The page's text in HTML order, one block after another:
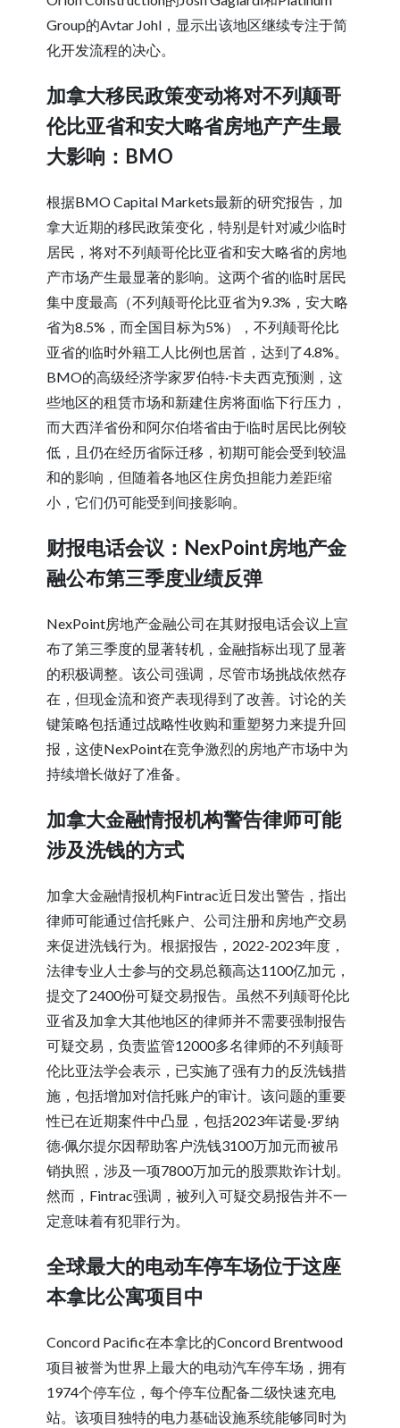
Group的Avtar Johl，显示出该地区继续专注于简
化开发流程的决心。
加拿大移民政策变动将对不列颠哥
伦比亚省和安大略省房地产产生最
大影响：BMO
根据BMO Capital Markets最新的研究报告，加
拿大近期的移民政策变化，特别是针对减少临时
居民，将对不列颠哥伦比亚省和安大略省的房地
产市场产生最显著的影响。这两个省的临时居民
集中度最高（不列颠哥伦比亚省为9.3%，安大略
省为8.5%，而全国目标为5%），不列颠哥伦比
亚省的临时外籍工人比例也居首，达到了4.8%。
BMO的高级经济学家罗伯特·卡夫西克预测，这
些地区的租赁市场和新建住房将面临下行压力，
而大西洋省份和阿尔伯塔省由于临时居民比例较
低，且仍在经历省际迁移，初期可能会受到较温
和的影响，但随着各地区住房负担能力差距缩
小，它们仍可能受到间接影响。
财报电话会议：NexPoint房地产金
融公布第三季度业绩反弹
NexPoint房地产金融公司在其财报电话会议上宣
布了第三季度的显著转机，金融指标出现了显著
的积极调整。该公司强调，尽管市场挑战依然存
在，但现金流和资产表现得到了改善。讨论的关
键策略包括通过战略性收购和重塑努力来提升回
报，这使NexPoint在竞争激烈的房地产市场中为
持续增长做好了准备。
加拿大金融情报机构警告律师可能
涉及洗钱的方式
加拿大金融情报机构Fintrac近日发出警告，指出
律师可能通过信托账户、公司注册和房地产交易
来促进洗钱行为。根据报告，2022-2023年度，
法律专业人士参与的交易总额高达1100亿加元，
提交了2400份可疑交易报告。虽然不列颠哥伦比
亚省及加拿大其他地区的律师并不需要强制报告
可疑交易，负责监管12000多名律师的不列颠哥
伦比亚法学会表示，已实施了强有力的反洗钱措
施，包括增加对信托账户的审计。该问题的重要
性已在近期案件中凸显，包括2023年诺曼·罗纳
德·佩尔提尔因帮助客户洗钱3100万加元而被吊
销执照，涉及一项7800万加元的股票欺诈计划。
然而，Fintrac强调，被列入可疑交易报告并不一
定意味着有犯罪行为。
全球最大的电动车停车场位于这座
本拿比公寓项目中
Concord Pacific在本拿比的Concord Brentwood
项目被誉为世界上最大的电动汽车停车场，拥有
1974个停车位，每个停车位配备二级快速充电
站。该项目独特的电力基础设施系统能够同时为